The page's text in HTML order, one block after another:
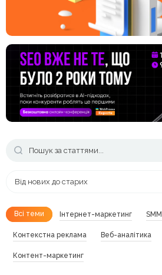
Від нових до старих
Всі теми Інтернет-маркетинг SMM
Контекстна реклама Веб-аналітика
Контент-маркетинг